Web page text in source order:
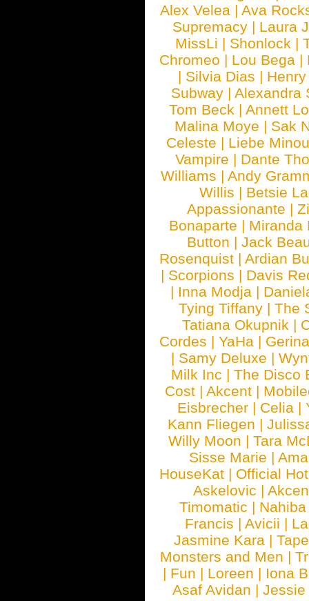
Alex Velea | Ava
Supremacy | Laura
MissLi | Shonlock |
Chromeo | Lou Bega |
| Silvia Dias |
Subway |Alexandra
Tom Beck |Annett
Malina Moye | Sak
Celeste | Liebe Minou
Vampire | Dante
Williams | Andy
Willis | Betsie
Appassionante |
Bonaparte | Miranda
Button | Jack
Rosenquist |Ardian
| Scorpions | Davis
| Inna Modja |
Tying Tiffany |The
Tatiana Okupnik |
Cordes |YaHa |
| Samy Deluxe |
Milk Inc |The Disco
Cost |Akcent |
Eisbrecher | Celia |
Kann Fliegen |
Willy Moon |Tara
Sisse Marie |
HouseKat | Official
Askelovic |
Timomatic | Nahiba
Francis | Avicii |
Jasmine Kara |
Monsters and Men |
| Fun | Loreen | Iona
Asaf Avidan |Jessie